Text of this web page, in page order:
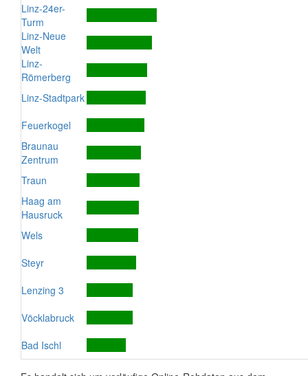
Linz-24er-
Turm
Linz-Neue
Welt
Linz-
Römerberg
Linz-Stadtpark
Feuerkogel
Braunau
Zentrum
Traun
Haag am
Hausruck
Wels
Steyr
Lenzing 3
Vöcklabruck
Bad Ischl